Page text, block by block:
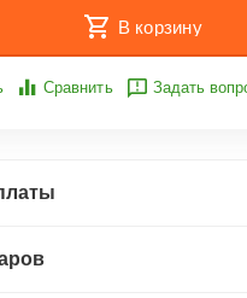
В корзину
Сравнить Задать